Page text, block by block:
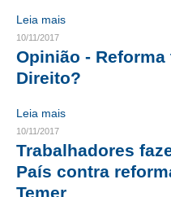
PERSONALIDADES DA
NÚCLEO DA MULHER
JURÍDICO
CONSULTORIA
ACORDOS, CONVENÇÕES E
Leia mais
10/11/2017
Opinião -
Direito?
Leia mais
10/11/2017
Trabalhadores
País contra
Temer